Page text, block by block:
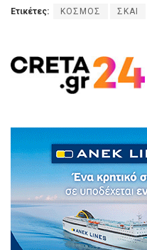
Ετικέτες: ΚΟΣΜΟΣ ΣΚΑΙ